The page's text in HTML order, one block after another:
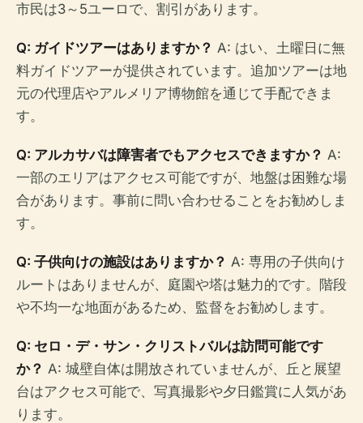
市民は3～5ユーロで、割引があります。
Q: ガイドツアーはありますか？ A: はい、土曜日に無
料ガイドツアーが提供されています。追加ツアーは地
元の代理店やアルメリア博物館を通じて手配できま
す。
Q: アルカサバは障害者でもアクセスできますか？ A:
一部のエリアはアクセス可能ですが、地盤は困難な場
合があります。事前に問い合わせることをお勧めしま
す。
Q: 子供向けの施設はありますか？ A: 専用の子供向け
ルートはありませんが、庭園や塔は魅力的です。階段
や不均一な地面があるため、監督をお勧めします。
Q: セロ・デ・サン・クリストバルは訪問可能です
か？ A: 城壁自体は開放されていませんが、丘と展望
台はアクセス可能で、写真撮影や夕日鑑賞に人気があ
ります。